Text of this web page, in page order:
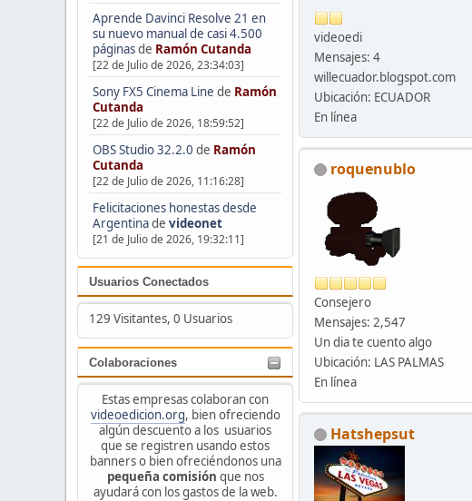
Aprende Davinci Resolve 21 en
su nuevo manual de casi 4.500
páginasde Ramón Cutanda
[22 de Julio de 2026, 23:34:03]
Sony FX5 Cinema Line de Ramón
Cutanda
[22 de Julio de 2026, 18:59:52]
OBS Studio 32.2.0 de Ramón
Cutanda
[22 de Julio de 2026, 11:16:28]
Felicitaciones honestas desde
Argentinade videonet
[21 de Julio de 2026, 19:32:11]
Usuarios Conectados
129 Visitantes, 0 Usuarios
Colaboraciones
Estas empresas colaboran con
videoedicion.org, bien ofreciendo
algún descuento a los usuarios
que se registren usando estos
banners o bien ofreciéndonos una
pequeña comisión que nos
ayudará con los gastos de la web.
videoedi
Mensajes: 4
willecuador.blogspot.com
Ubicación: ECUADOR
En línea
roquenublo
Consejero
Mensajes: 2,547
Un dia te cuento algo
Ubicación: LAS PALMAS
En línea
Hatshepsut